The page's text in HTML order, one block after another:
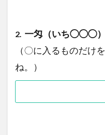
2. 一匁（いち◯◯◯）
（〇に入るものだけを
ね。）